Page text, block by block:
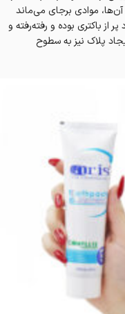
آن‌ها، موادی برجای می‌ماند
از باکتری بوده و رفته‌رفته و‌
پلاک نیز به سطوح